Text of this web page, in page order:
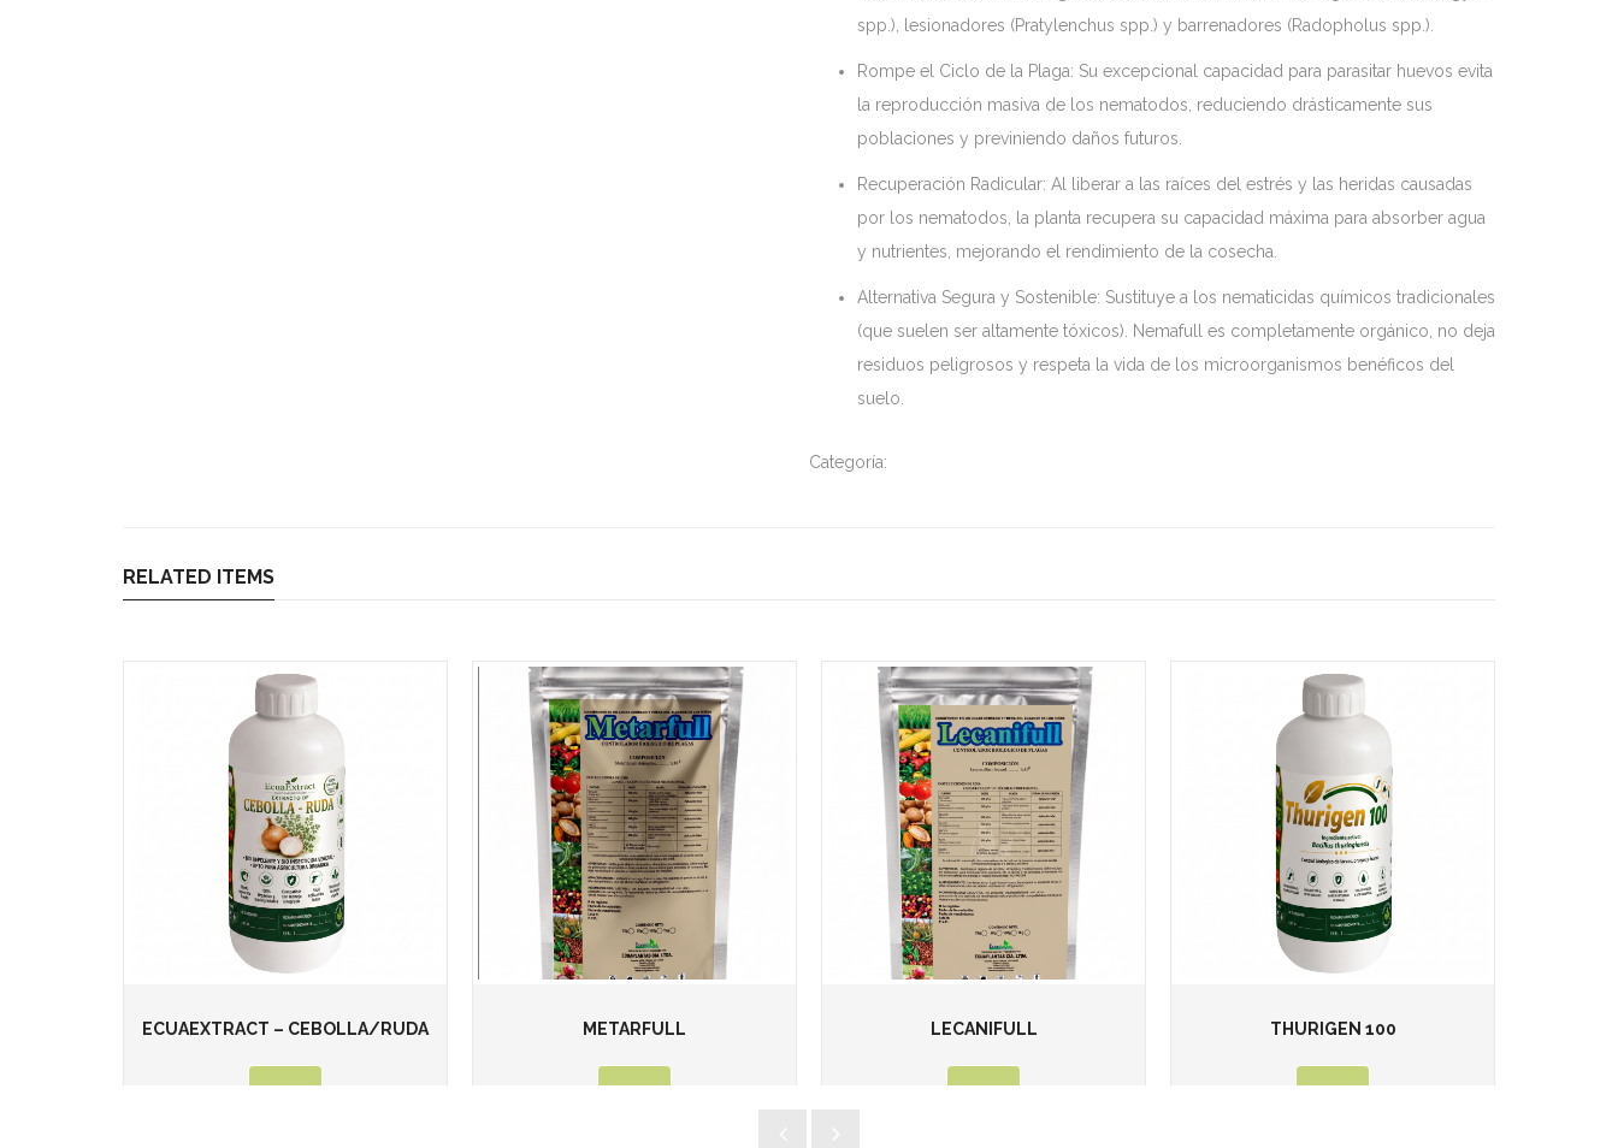
spp.), lesionadores (Pratylenchus spp.) y barrenadores (Radopholus spp.).
Rompe el Ciclo de la Plaga: Su excepcional capacidad para parasitar huevos evita
la reproducción masiva de los nematodos, reduciendo drásticamente sus
poblaciones y previniendo daños futuros.
Recuperación Radicular: Al liberar a las raíces del estrés y las heridas causadas
por los nematodos, la planta recupera su capacidad máxima para absorber agua
y nutrientes, mejorando el rendimiento de la cosecha.
Alternativa Segura y Sostenible: Sustituye a los nematicidas químicos tradicionales
(que suelen ser altamente tóxicos). Nemafull es completamente orgánico, no deja
residuos peligrosos y respeta la vida de los microorganismos benéficos del
suelo.
Categoría:
RELATED ITEMS
ECUAEXTRACT – CEBOLLA/RUDA METARFULL LECANIFULL THURIGEN 100